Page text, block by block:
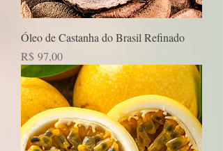
Óleo de Castanha do Brasil Refinado
Preço
R$ 97,00